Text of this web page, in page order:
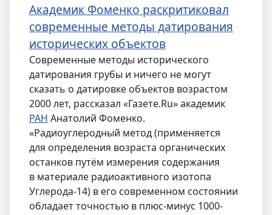
Академик Фоменко раскритиковал
современные методы датирования
исторических объектов
Современные методы исторического
датирования грубы и ничего не могут
сказать о датировке объектов возрастом
2000 лет, рассказал «Газете.Ru» академик
РАН Анатолий Фоменко.
«Радиоуглеродный метод (применяется
для определения возраста органических
останков путём измерения содержания
в материале радиоактивного изотопа
Углерода-14) в его современном состоянии
обладает точностью в плюс-минус 1000-